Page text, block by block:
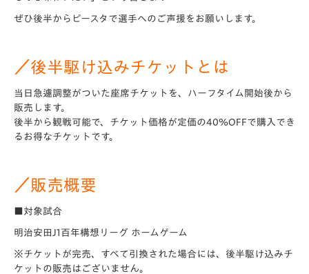
ぜひ後半からピースタで選手へのご声援をお願いします。
／後半駆け込みチケットとは
当日急遽調整がついた座席チケットを、ハーフタイム開始後から
販売します。
後半から観戦可能で、チケット価格が定価の40％OFFで購入でき
るお得なチケットです。
／販売概要
■対象試合
明治安田J1百年構想リーグ ホームゲーム
※チケットが完売、すべて引換された場合には、後半駆け込みチ
ケットの販売はございません。